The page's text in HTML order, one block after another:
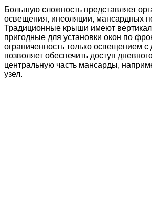
Большую сложность представляет
освещения, инсоляции, мансардных
Традиционные крыши имеют
пригодные для установки окон по
ограниченность только освещением с
позволяет обеспечить доступ
центральную часть мансарды,
узел.